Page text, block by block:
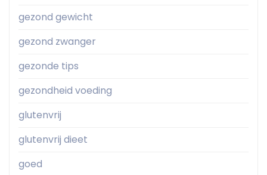
gezond gewicht
gezond zwanger
gezonde tips
gezondheid voeding
glutenvrij
glutenvrij dieet
goed